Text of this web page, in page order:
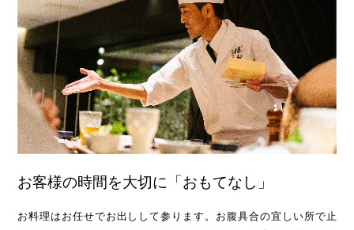
お客様の時間を大切に「おもてなし」
お料理はお任せでお出しして参ります。お腹具合の宜しい所で止